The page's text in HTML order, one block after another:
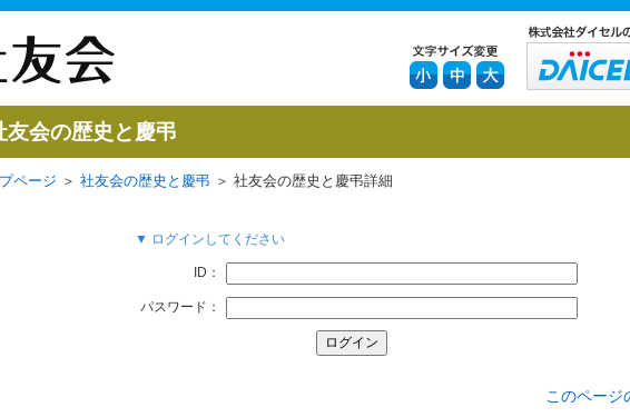
友会の歴史と慶弔
ページ ＞ 社友会の歴史と慶弔 ＞ 社友会の歴史と慶弔詳細
▼ ログインしてください
ID：
パスワード：
このページ